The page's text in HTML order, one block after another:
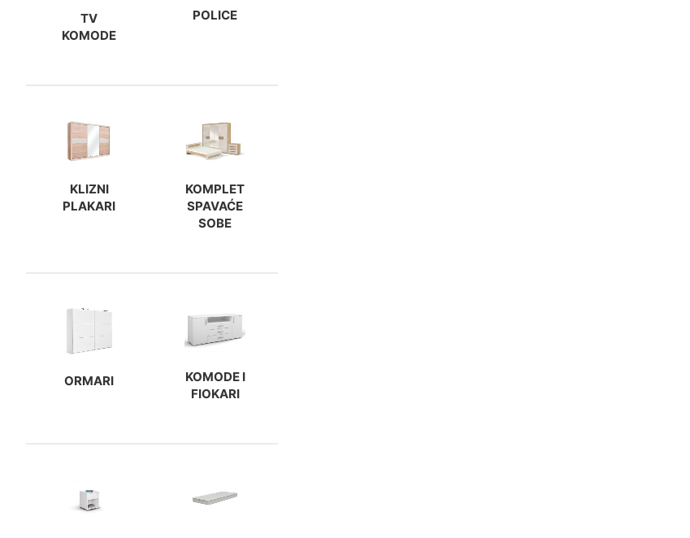
TV
KOMODE
POLICE
KLIZNI
PLAKARI
KOMPLET
SPAVAĆE
SOBE
ORMARI
KOMODE I
FIOKARI